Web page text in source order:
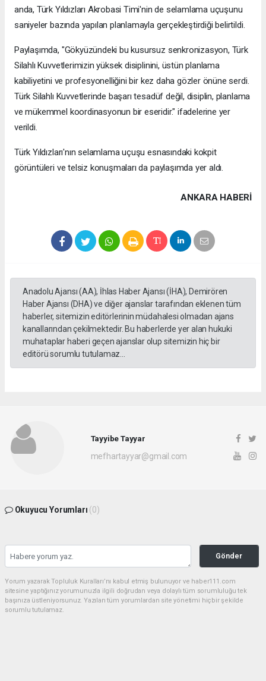
anda, Türk Yıldızları Akrobasi Timi'nin de selamlama uçuşunu
saniyeler bazında yapılan planlamayla gerçekleştirdiği belirtildi.
Paylaşımda, "Gökyüzündeki bu kusursuz senkronizasyon, Türk
Silahlı Kuvvetlerimizin yüksek disiplinini, üstün planlama
kabiliyetini ve profesyonelliğini bir kez daha gözler önüne serdi.
Türk Silahlı Kuvvetlerinde başarı tesadüf değil, disiplin, planlama
ve mükemmel koordinasyonun bir eseridir." ifadelerine yer
verildi.
Türk Yıldızları'nın selamlama uçuşu esnasındaki kokpit
görüntüleri ve telsiz konuşmaları da paylaşımda yer aldı.
ANKARA HABERİ
Anadolu Ajansı (AA), İhlas Haber Ajansı (İHA), Demirören
Haber Ajansı (DHA) ve diğer ajanslar tarafından eklenen tüm
haberler, sitemizin editörlerinin müdahalesi olmadan ajans
kanallarından çekilmektedir. Bu haberlerde yer alan hukuki
muhataplar haberi geçen ajanslar olup sitemizin hiç bir
editörü sorumlu tutulamaz...
Tayyibe Tayyar
mefhartayyar@gmail.com
Okuyucu Yorumları (0)
Gönder
Yorum yazarak Topluluk Kuralları’nı kabul etmiş bulunuyor ve haber111.com
sitesine yaptığınız yorumunuzla ilgili doğrudan veya dolaylı tüm sorumluluğu tek
başınıza üstleniyorsunuz. Yazılan tüm yorumlardan site yönetimi hiçbir şekilde
sorumlu tutulamaz.